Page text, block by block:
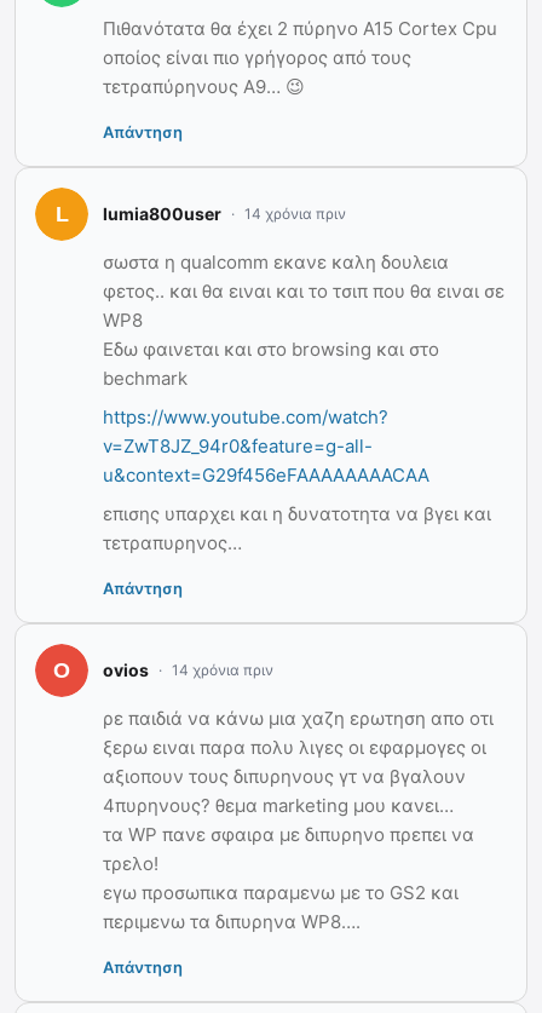
Πιθανότατα θα έχει 2 πύρηνο A15 Cortex Cpu
οποίος είναι πιο γρήγορος από τους
τετραπύρηνους A9… 😉
Απάντηση
lumia800user 14 χρόνια πριν
σωστα η qualcomm εκανε καλη δουλεια
φετος.. και θα ειναι και το τσιπ που θα ειναι σε
WP8
Εδω φαινεται και στο browsing και στο
bechmark
https://www.youtube.com/watch?
v=ZwT8JZ_94r0&feature=g-all-
u&context=G29f456eFAAAAAAAACAA
επισης υπαρχει και η δυνατοτητα να βγει και
τετραπυρηνος…
Απάντηση
ovios 14 χρόνια πριν
ρε παιδιά να κάνω μια χαζη ερωτηση απο οτι
ξερω ειναι παρα πολυ λιγες οι εφαρμογες οι
αξιοπουν τους διπυρηνους γτ να βγαλουν
4πυρηνους? θεμα marketing μου κανει…
τα WP πανε σφαιρα με διπυρηνο πρεπει να
τρελο!
εγω προσωπικα παραμενω με το GS2 και
περιμενω τα διπυρηνα WP8….
Απάντηση